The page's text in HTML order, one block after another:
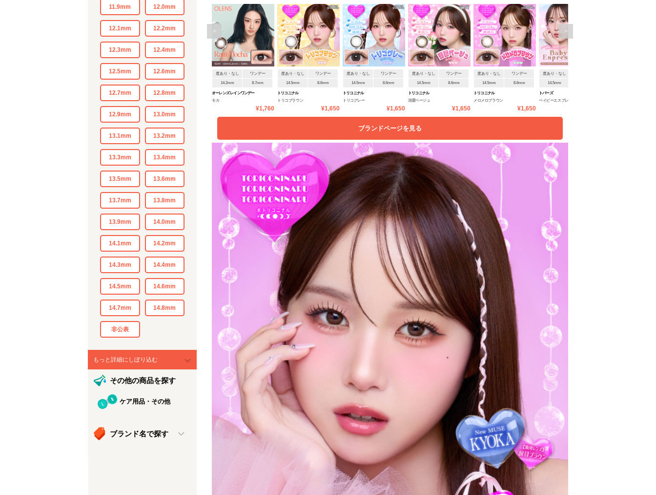
11.9mm 12.0mm
12.1mm 12.2mm
12.3mm 12.4mm
12.5mm 12.6mm
12.7mm 12.8mm
12.9mm 13.0mm
13.1mm 13.2mm
13.3mm 13.4mm
13.5mm 13.6mm
13.7mm 13.8mm
13.9mm 14.0mm
14.1mm 14.2mm
14.3mm 14.4mm
14.5mm 14.6mm
14.7mm 14.8mm
非公表
もっと詳細にしぼり込む
その他の商品を探す
ケア用品・その他
ブランド名で探す
度あり・なし ワンデー
14.2mm 8.7mm
オーレンズ レインワンデー
モカ
¥1,760
度あり・なし ワンデー
14.5mm 8.6mm
トリコニナル
トリコブラウン
¥1,650
度あり・なし ワンデー
14.5mm 8.6mm
トリコニナル
トリコグレー
¥1,650
度あり・なし ワンデー
14.5mm 8.6mm
トリコニナル
溺愛ベージュ
¥1,650
度あり・なし ワンデー
14.5mm 8.6mm
トリコニナル
メロメロブラウン
¥1,650
度あり・なし
14.5mm
トパーズ
ベイビーエスプレッソ
< >
ブランドページを見る